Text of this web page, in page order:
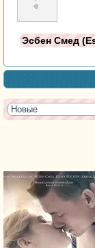
Эсбен Смед